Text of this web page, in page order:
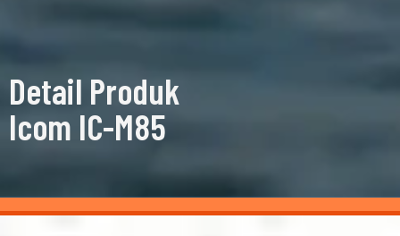
Detail Produk
Icom IC-M85